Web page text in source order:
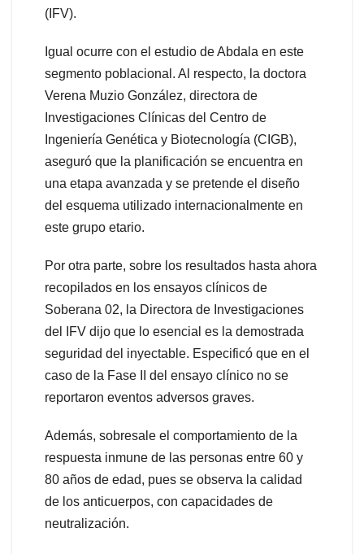
(IFV).
Igual ocurre con el estudio de Abdala en este
segmento poblacional. Al respecto, la doctora
Verena Muzio González, directora de
Investigaciones Clínicas del Centro de
Ingeniería Genética y Biotecnología (CIGB),
aseguró que la planificación se encuentra en
una etapa avanzada y se pretende el diseño
del esquema utilizado internacionalmente en
este grupo etario.
Por otra parte, sobre los resultados hasta ahora
recopilados en los ensayos clínicos de
Soberana 02, la Directora de Investigaciones
del IFV dijo que lo esencial es la demostrada
seguridad del inyectable. Especificó que en el
caso de la Fase II del ensayo clínico no se
reportaron eventos adversos graves.
Además, sobresale el comportamiento de la
respuesta inmune de las personas entre 60 y
80 años de edad, pues se observa la calidad
de los anticuerpos, con capacidades de
neutralización.